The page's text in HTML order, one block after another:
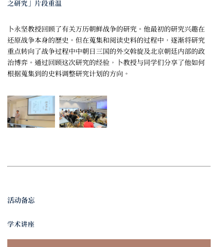
之研究」片段重温
卜永坚教授回顾了有关万历朝鲜战争的研究。他最初的研究兴趣在
还原战争本身的歷史。但在蒐集和阅读史料的过程中，逐渐将研究
重点转向了战争过程中中朝日三国的外交斡旋及北京朝廷内部的政
治博弈。通过回顾这次研究的经验，卜教授与同学们分享了他如何
根据蒐集到的史料调整研究计划的方向。
活动备忘
学术讲座